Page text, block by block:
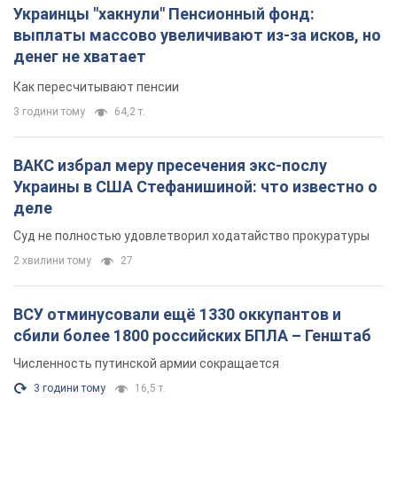
Украинцы "хакнули" Пенсионный фонд:
выплаты массово увеличивают из-за исков, но
денег не хватает
Как пересчитывают пенсии
3 години тому 64,2 т.
ВАКС избрал меру пресечения экс-послу
Украины в США Стефанишиной: что известно о
деле
Суд не полностью удовлетворил ходатайство прокуратуры
2 хвилини тому 27
ВСУ отминусовали ещё 1330 оккупантов и
сбили более 1800 российских БПЛА – Генштаб
Численность путинской армии сокращается
3 години тому 16,5 т.